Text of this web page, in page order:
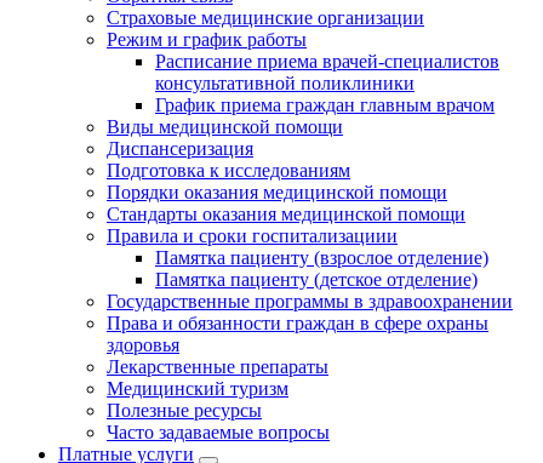
Страховые медицинские организации
Режим и график работы
Расписание приема врачей-специалистов
консультативной поликлиники
График приема граждан главным врачом
Виды медицинской помощи
Диспансеризация
Подготовка к исследованиям
Порядки оказания медицинской помощи
Стандарты оказания медицинской помощи
Правила и сроки госпитализациии
Памятка пациенту (взрослое отделение)
Памятка пациенту (детское отделение)
Государственные программы в здравоохранении
Права и обязанности граждан в сфере охраны
здоровья
Лекарственные препараты
Медицинский туризм
Полезные ресурсы
Часто задаваемые вопросы
Платные услуги